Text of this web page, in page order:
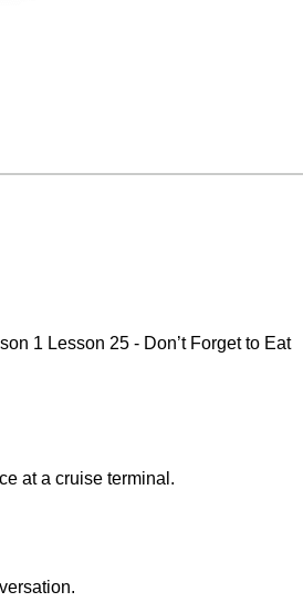
1 Lesson 25 - Don’t Forget to Eat
at a cruise terminal.